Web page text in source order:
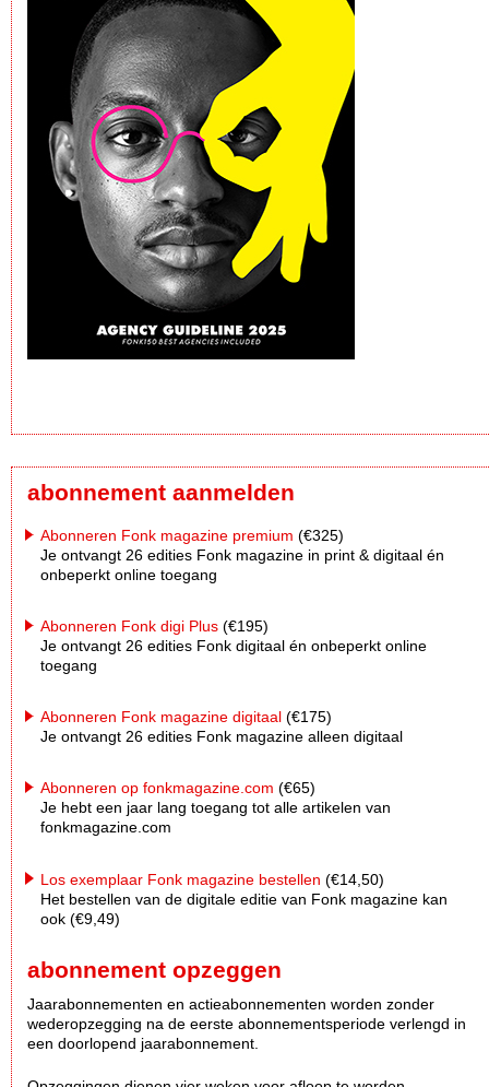
abonnement aanmelden
Abonneren Fonk magazine premium (€325)
Je ontvangt 26 edities Fonk magazine in print & digitaal én
onbeperkt online toegang
Abonneren Fonk digi Plus (€195)
Je ontvangt 26 edities Fonk digitaal én onbeperkt online
toegang
Abonneren Fonk magazine digitaal (€175)
Je ontvangt 26 edities Fonk magazine alleen digitaal
Abonneren op fonkmagazine.com (€65)
Je hebt een jaar lang toegang tot alle artikelen van
fonkmagazine.com
Los exemplaar Fonk magazine bestellen (€14,50)
Het bestellen van de digitale editie van Fonk magazine kan
ook (€9,49)
abonnement opzeggen
Jaarabonnementen en actieabonnementen worden zonder
wederopzegging na de eerste abonnementsperiode verlengd in
een doorlopend jaarabonnement.